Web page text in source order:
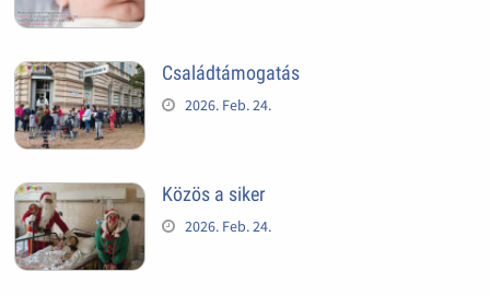
Családtámogatás
2026. Feb. 24.
Közös a siker
2026. Feb. 24.